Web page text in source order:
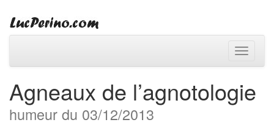
Toggle
Agneaux de l’agnotologie
humeur du 03/12/2013